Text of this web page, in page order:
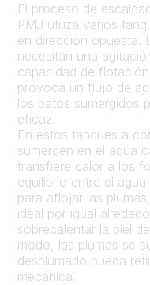
El proceso de
PMJ utiliza varios
en dirección opuesta.
necesitan una
capacidad de
provoca un flujo de
los patos sumergidos
eficaz.
En estos tanques a
sumergen en el agua
transfiere calor a los
equilibrio entre el
para aflojar las
ideal por igual
sobrecalentar la piel
modo, las plumas se
desplumado pueda
mecánica.